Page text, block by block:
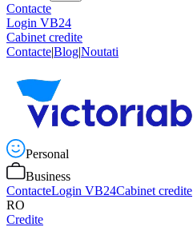
Contacte
Login VB24
Cabinet credite
Contacte|Blog|Noutati
Personal
Business
ContacteLogin VB24Cabinet credite
RO
Credite